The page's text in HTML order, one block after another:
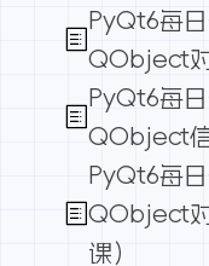
PyQt6每日
QObject对
PyQt6每日
QObject信
PyQt6每日
QObject对
课）